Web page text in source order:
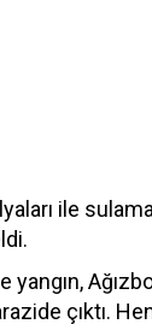
ile
yangın,
çıktı.